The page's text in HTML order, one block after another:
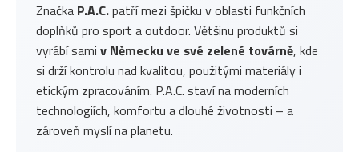
Značka P.A.C.patří mezi špičku v oblasti funkčních
doplňků pro sport a outdoor. Většinu produktů si
vyrábí sami v Německu ve své zelené továrně, kde
si drží kontrolu nad kvalitou, použitými materiály i
etickým zpracováním. P.A.C. staví na moderních
technologiích, komfortu a dlouhé životnosti – a
zároveň myslí na planetu.